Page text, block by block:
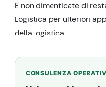
E non dimenticate di
Logistica per ulteriori
della logistica.
CONSULENZA